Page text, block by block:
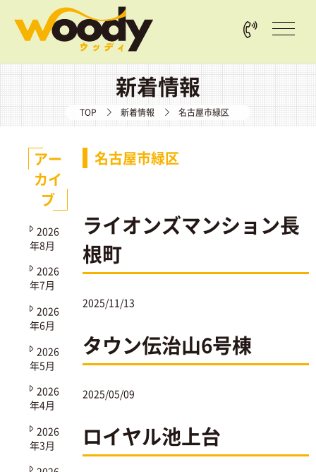
新着情報
TOP 新着情報 名古屋市緑区
名古屋市緑区
ライオンズマンション長
根町
2025/11/13
タウン伝治山6号棟
2025/05/09
ロイヤル池上台
アー
カイ
ブ
2026
年8月
2026
年7月
2026
年6月
2026
年5月
2026
年4月
2026
年3月